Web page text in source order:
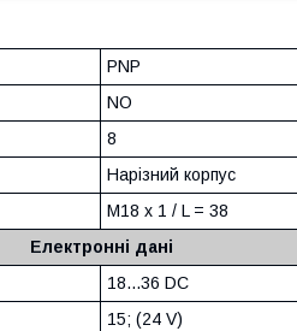
PNP
NO
8
Нарізний корпус
M18 x 1 / L = 38
Електронні дані
18...36 DC
15; (24 V)